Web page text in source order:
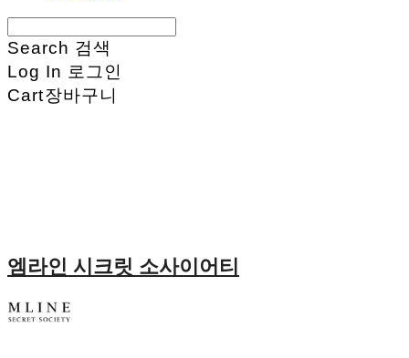
Search 검색
Log In 로그인
Cart장바구니
엠라인 시크릿 소사이어티